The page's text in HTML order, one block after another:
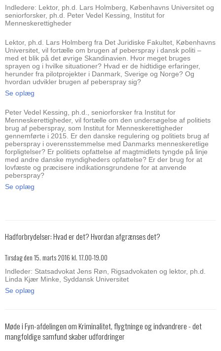
Indledere: Lektor, ph.d. Lars Holmberg, Københavns Universitet og
seniorforsker, ph.d. Peter Vedel Kessing, Institut for
Menneskerettigheder
Lektor, ph.d. Lars Holmberg fra Det Juridiske Fakultet, Københavns
Universitet, vil fortælle om brugen af peberspray i dansk politi –
med et blik på det øvrige Skandinavien. Hvor meget bruges
sprayen og i hvilke situationer? Hvad er de hidtidige erfaringer,
herunder fra pilotprojekter i Danmark, Sverige og Norge? Og
hvordan udvikler brugen af peberspray sig?
Se oplæg
Peter Vedel Kessing, ph.d., seniorforsker fra Institut for
Menneskerettigheder, vil fortælle om den undersøgelse af politiets
brug af peberspray, som Institut for Menneskerettigheder
gennemførte i 2015. Er den danske regulering og politiets brug af
peberspray i overensstemmelse med Danmarks menneskeretlige
forpligtelser? Er politiets opfattelse af magtmidlets tyngde på linje
med andre danske myndigheders opfattelse? Er der brug for at
lovfæste og præcisere indikationsgrundene for at anvende
peberspray?
Se oplæg
Hadforbrydelser: Hvad er det? Hvordan afgrænses det?
Tirsdag den 15. marts 2016 kl. 17.00-19.00
Indleder: Statsadvokat Jens Røn, Rigsadvokaten og lektor, ph.d.
Linda Kjær Minke, Syddansk Universitet
Se oplæg
Møde i Fyn-afdelingen om Kriminalitet, flygtninge og indvandrere - det
mangfoldige samfund skaber udfordringer